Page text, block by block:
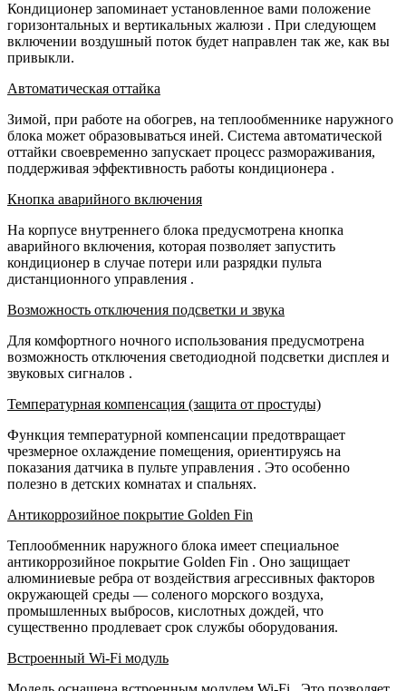
Кондиционер запоминает установленное вами положение
горизонтальных и вертикальных жалюзи . При следующем
включении воздушный поток будет направлен так же, как вы
привыкли.
Автоматическая оттайка
Зимой, при работе на обогрев, на теплообменнике наружного
блока может образовываться иней. Система автоматической
оттайки своевременно запускает процесс размораживания,
поддерживая эффективность работы кондиционера .
Кнопка аварийного включения
На корпусе внутреннего блока предусмотрена кнопка
аварийного включения, которая позволяет запустить
кондиционер в случае потери или разрядки пульта
дистанционного управления .
Возможность отключения подсветки и звука
Для комфортного ночного использования предусмотрена
возможность отключения светодиодной подсветки дисплея и
звуковых сигналов .
Температурная компенсация (защита от простуды)
Функция температурной компенсации предотвращает
чрезмерное охлаждение помещения, ориентируясь на
показания датчика в пульте управления . Это особенно
полезно в детских комнатах и спальнях.
Антикоррозийное покрытие Golden Fin
Теплообменник наружного блока имеет специальное
антикоррозийное покрытие Golden Fin . Оно защищает
алюминиевые ребра от воздействия агрессивных факторов
окружающей среды — соленого морского воздуха,
промышленных выбросов, кислотных дождей, что
существенно продлевает срок службы оборудования.
Встроенный Wi-Fi модуль